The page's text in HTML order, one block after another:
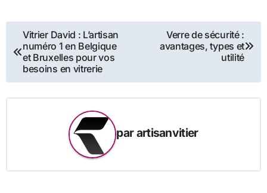
Navigation
de
l’article
Vitrier David : L’artisan
numéro 1 en Belgique
et Bruxelles pour vos
besoins en vitrerie
Verre de sécurité :
avantages, types et
utilité
parartisanvitier